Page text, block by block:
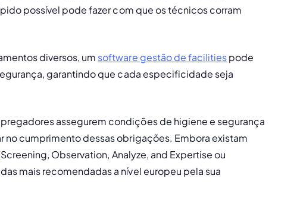
possível pode fazer com que os técnicos corram
diversos, um software gestão de facilities pode
garantindo que cada especificidade seja
assegurem condições de higiene e segurança
no cumprimento dessas obrigações. Embora existam
Observation, Analyze, and Expertise ou
mais recomendadas a nível europeu pela sua